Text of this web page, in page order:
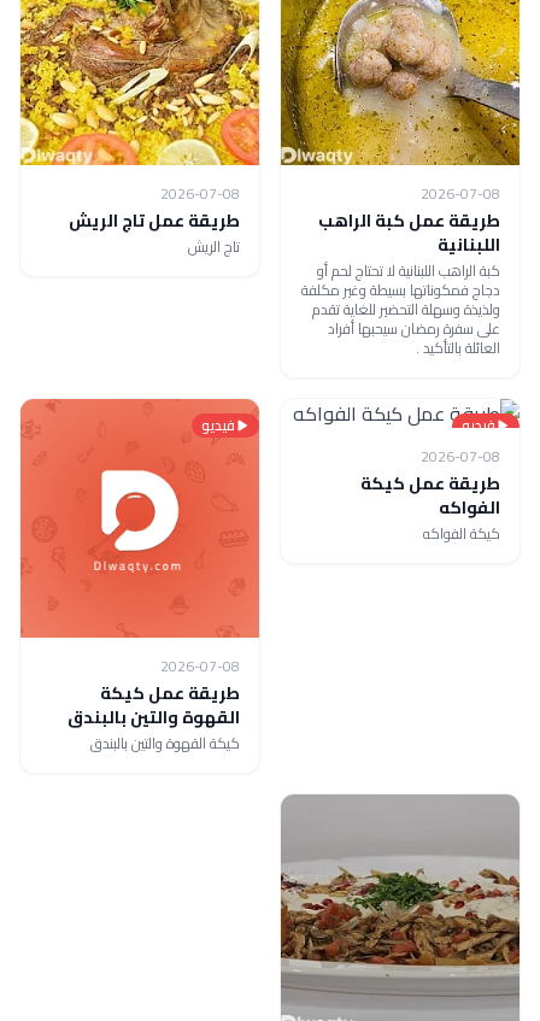
2026-07-08
طريقة عمل كبة الراهب
اللبنانية
كبة الراهب اللبنانية لا تحتاج لحم أو
دجاج فمكوناتها بسيطة وغير مكلفة
ولذيذة وسهلة التحضير للغاية تقدم
على سفرة رمضان سيحبها أفراد
العائلة بالتأكيد .
2026-07-08
طريقة عمل تاج الريش
تاج الريش
فيديو
2026-07-08
طريقة عمل كيكة
الفواكه
كيكة الفواكه
فيديو
2026-07-08
طريقة عمل كيكة
القهوة والتين بالبندق
كيكة القهوة والتين بالبندق